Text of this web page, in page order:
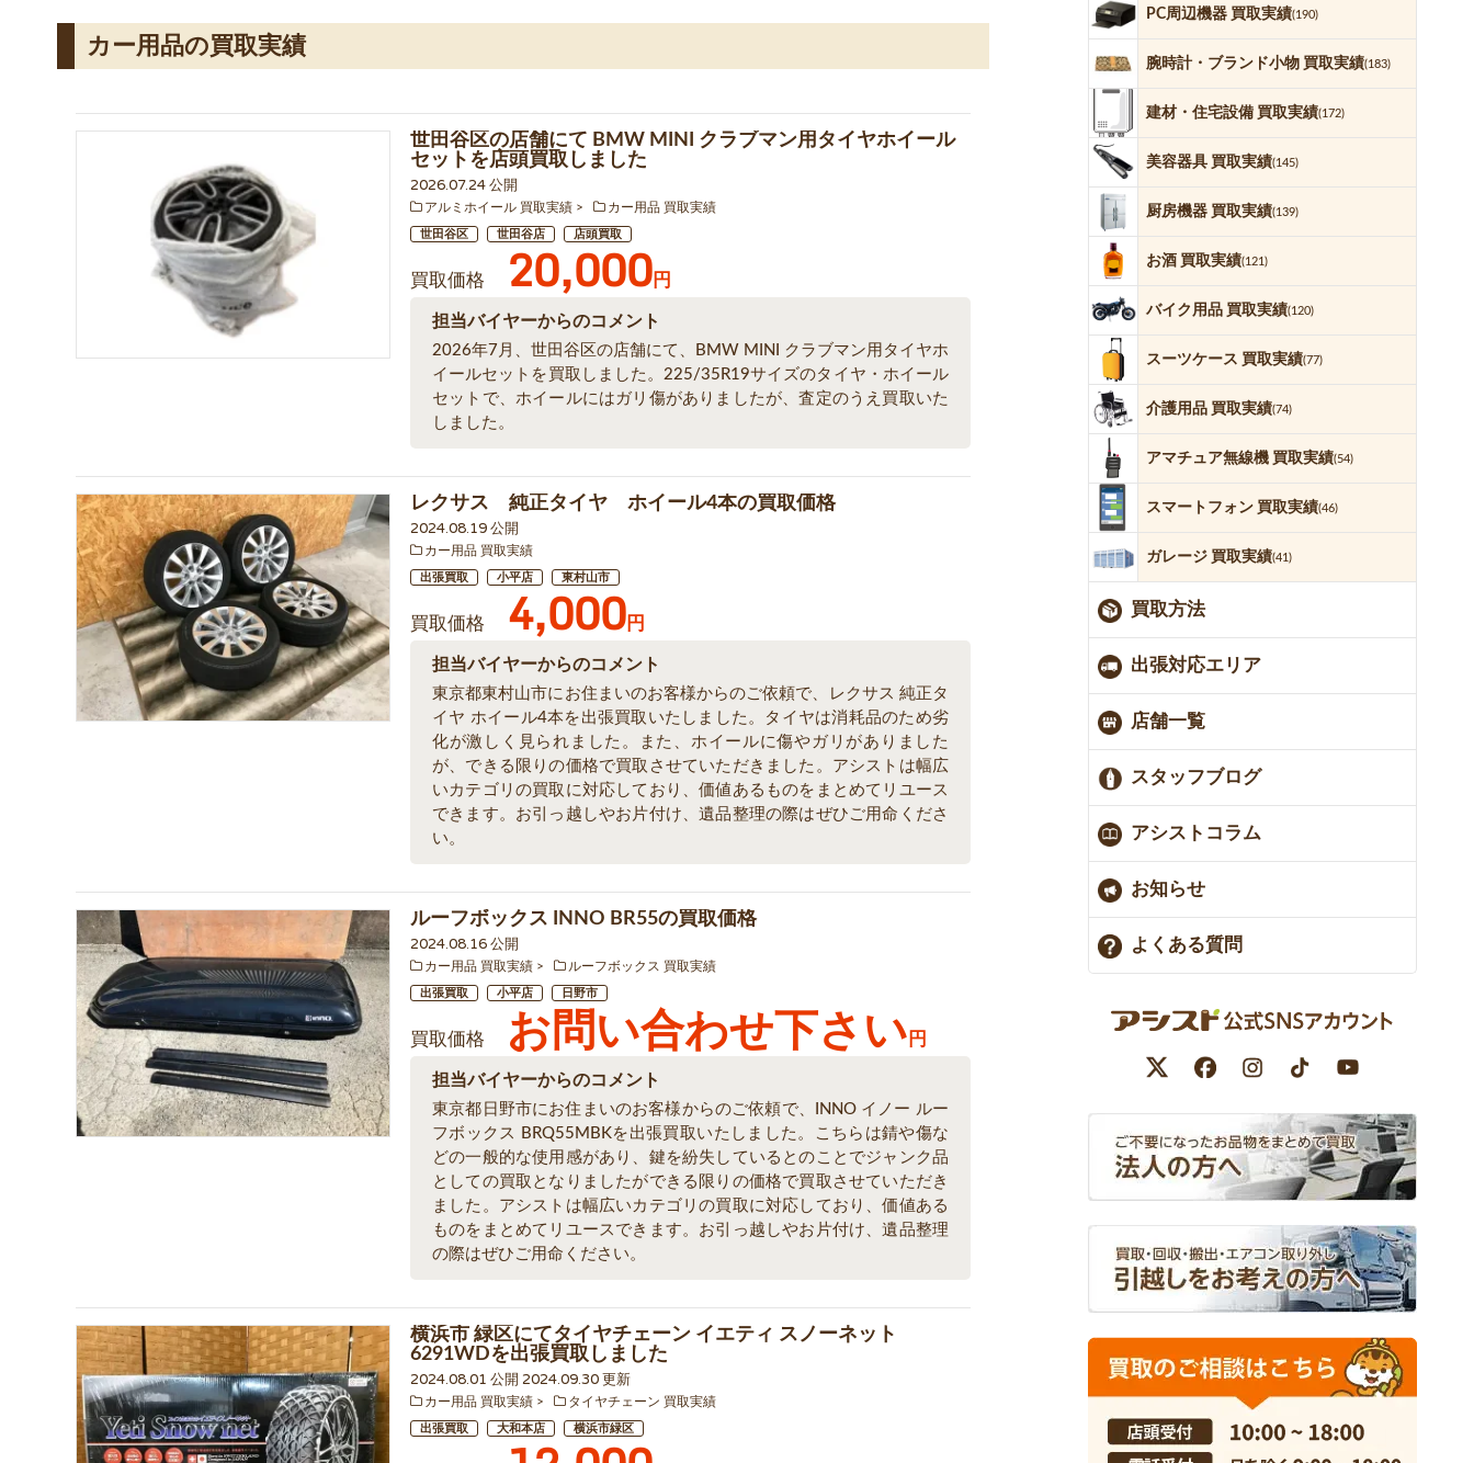
カー用品の買取実績
世田谷区の店舗にて BMW MINI クラブマン用タイヤホイール
セットを店頭買取しました
2026.07.24 公開
アルミホイール 買取実績 カー用品 買取実績
世田谷区 世田谷店 店頭買取
買取価格 20,000円
担当バイヤーからのコメント
2026年7月、世田谷区の店舗にて、BMW MINI クラブマン用タイヤホ
イールセットを買取しました。225/35R19サイズのタイヤ・ホイール
セットで、ホイールにはガリ傷がありましたが、査定のうえ買取いた
しました。
レクサス 純正タイヤ ホイール4本の買取価格
2024.08.19 公開
カー用品 買取実績
出張買取 小平店 東村山市
買取価格 4,000円
担当バイヤーからのコメント
東京都東村山市にお住まいのお客様からのご依頼で、レクサス 純正タ
イヤ ホイール4本を出張買取いたしました。タイヤは消耗品のため劣
化が激しく見られました。また、ホイールに傷やガリがありました
が、できる限りの価格で買取させていただきました。アシストは幅広
いカテゴリの買取に対応しており、価値あるものをまとめてリユース
できます。お引っ越しやお片付け、遺品整理の際はぜひご用命くださ
い。
ルーフボックス INNO BR55の買取価格
2024.08.16 公開
カー用品 買取実績 ルーフボックス 買取実績
出張買取 小平店 日野市
買取価格 お問い合わせ下さい 円
担当バイヤーからのコメント
東京都日野市にお住まいのお客様からのご依頼で、INNO イノー ルー
フボックス BRQ55MBKを出張買取いたしました。こちらは錆や傷な
どの一般的な使用感があり、鍵を紛失しているとのことでジャンク品
としての買取となりましたができる限りの価格で買取させていただき
ました。アシストは幅広いカテゴリの買取に対応しており、価値ある
ものをまとめてリユースできます。お引っ越しやお片付け、遺品整理
の際はぜひご用命ください。
横浜市 緑区にてタイヤチェーン イエティ スノーネット
6291WDを出張買取しました
2024.08.01 公開 2024.09.30 更新
カー用品 買取実績 タイヤチェーン 買取実績
出張買取 大和本店 横浜市緑区
PC周辺機器 買取実績(190)
腕時計・ブランド小物 買取実績(183)
建材・住宅設備 買取実績(172)
美容器具 買取実績(145)
厨房機器 買取実績(139)
お酒 買取実績(121)
バイク用品 買取実績(120)
スーツケース 買取実績(77)
介護用品 買取実績(74)
アマチュア無線機 買取実績(54)
スマートフォン 買取実績(46)
ガレージ 買取実績(41)
買取方法
出張対応エリア
店舗一覧
スタッフブログ
アシストコラム
お知らせ
よくある質問